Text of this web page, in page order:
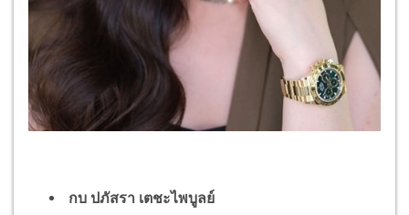
กบ ปภัสรา เตชะไพบูลย์